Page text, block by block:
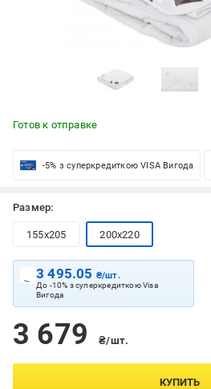
Готов к отправке
-5% з суперкредиткою VISA Вигода
Размер:
155x205 200x220
3 495.05 ₴/шт.
До -10% з суперкредиткою Visa
Вигода
3 679 ₴/шт.
КУПИТЬ